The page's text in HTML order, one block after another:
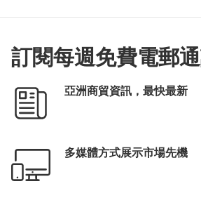
訂閱每週免費電郵
亞洲商貿資訊，最快最新
多媒體方式展示市場先機